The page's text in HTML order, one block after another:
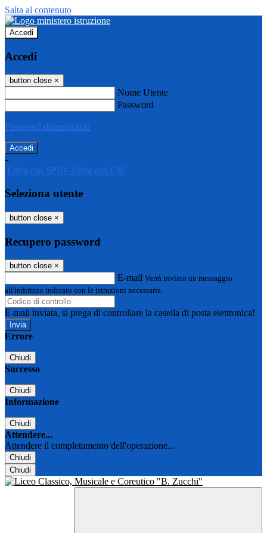
Salta al contenuto
Accedi
Accedi
button close ×
Nome Utente
Password
Password dimenticata?
-
Entra con SPID Entra con CIE
Seleziona utente
button close ×
Recupero password
button close ×
E-mail Verrà inviato un messaggio
all'indirizzo indicato con le istruzioni necessarie.
E-mail inviata, si prega di controllare la casella di posta elettronica!
Errore
Chiudi
Successo
Chiudi
Informazione
Chiudi
Attendere...
Attendere il completamento dell'operazione...
Chiudi
Chiudi